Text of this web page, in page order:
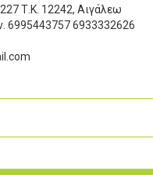
Τ.Κ. 12242, Αιγάλεω
6995443757 6933332626